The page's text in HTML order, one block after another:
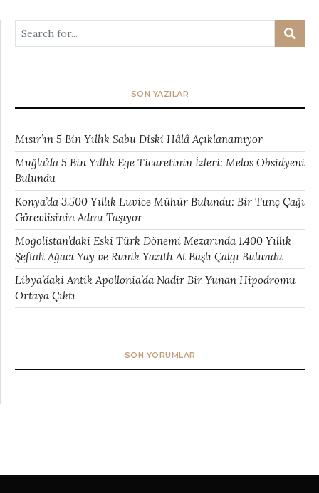
SON YAZILAR
Mısır’ın 5 Bin Yıllık Sabu Diski Hâlâ Açıklanamıyor
Muğla’da 5 Bin Yıllık Ege Ticaretinin İzleri: Melos Obsidyeni
Bulundu
Konya’da 3.500 Yıllık Luvice Mühür Bulundu: Bir Tunç Çağı
Görevlisinin Adını Taşıyor
Moğolistan’daki Eski Türk Dönemi Mezarında 1.400 Yıllık
Şeftali Ağacı Yay ve Runik Yazıtlı At Başlı Çalgı Bulundu
Libya’daki Antik Apollonia’da Nadir Bir Yunan Hipodromu
Ortaya Çıktı
SON YORUMLAR